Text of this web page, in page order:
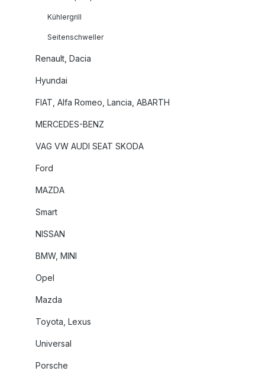
Kühlergrill
Seitenschweller
Renault, Dacia
Hyundai
FIAT, Alfa Romeo, Lancia, ABARTH
MERCEDES-BENZ
VAG VW AUDI SEAT SKODA
Ford
MAZDA
Smart
NISSAN
BMW, MINI
Opel
Mazda
Toyota, Lexus
Universal
Porsche